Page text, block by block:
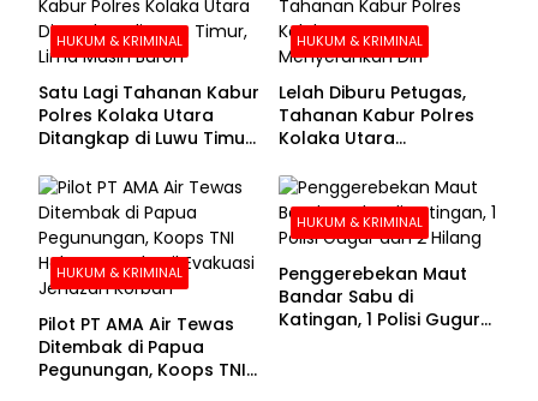
HUKUM & KRIMINAL
Satu Lagi Tahanan Kabur
Polres Kolaka Utara
Ditangkap di Luwu Timur,
HUKUM & KRIMINAL
Lelah Diburu Petugas,
Tahanan Kabur Polres
Kolaka Utara
HUKUM & KRIMINAL
Pilot PT AMA Air Tewas
Ditembak di Papua
Pegunungan, Koops TNI
HUKUM & KRIMINAL
Penggerebekan Maut
Bandar Sabu di
Katingan, 1 Polisi Gugur